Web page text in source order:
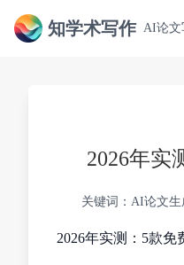
知学术写作 AI论文
2026年实
关键词：AI论文
2026年实测：5款